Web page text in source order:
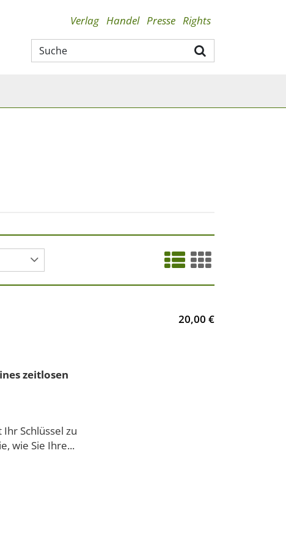
Verlag Handel Presse Rights
zeitlosen
Schlüssel zu
wie Sie Ihre...
20,00 €